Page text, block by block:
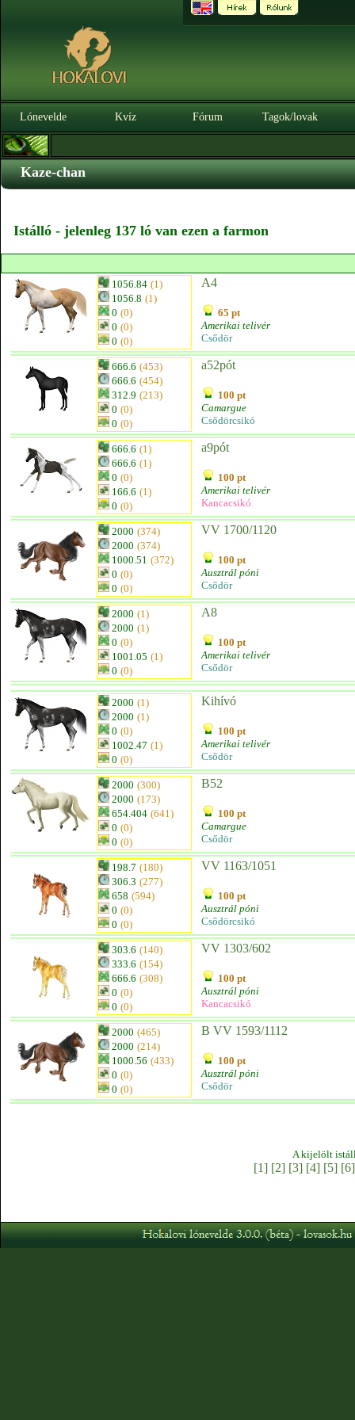
Lónevelde Kvíz Fórum Tagok/lovak
Kaze-chan
Istálló - jelenleg 137 ló van ezen a farmon
1056.84 (1)
1056.8 (1)
0 (0)
0 (0)
0 (0)
A4
65 pt
Amerikai telivér
Csődör
666.6 (453)
666.6 (454)
312.9 (213)
0 (0)
0 (0)
a52pót
100 pt
Camargue
Csődörcsikó
666.6 (1)
666.6 (1)
0 (0)
166.6 (1)
0 (0)
a9pót
100 pt
Amerikai telivér
Kancacsikó
2000 (374)
2000 (374)
1000.51 (372)
0 (0)
0 (0)
VV 1700/1120
100 pt
Ausztrál póni
Csődör
2000 (1)
2000 (1)
0 (0)
1001.05 (1)
0 (0)
A8
100 pt
Amerikai telivér
Csődör
2000 (1)
2000 (1)
0 (0)
1002.47 (1)
0 (0)
Kihívó
100 pt
Amerikai telivér
Csődör
2000 (300)
2000 (173)
654.404 (641)
0 (0)
0 (0)
B52
100 pt
Camargue
Csődör
198.7 (180)
306.3 (277)
658 (594)
0 (0)
0 (0)
VV 1163/1051
100 pt
Ausztrál póni
Csődörcsikó
303.6 (140)
333.6 (154)
666.6 (308)
0 (0)
0 (0)
VV 1303/602
100 pt
Ausztrál póni
Kancacsikó
2000 (465)
2000 (214)
1000.56 (433)
0 (0)
0 (0)
B VV 1593/1112
100 pt
Ausztrál póni
Csődör
A kijelölt
[1] [2] [3] [4] [5] [6]